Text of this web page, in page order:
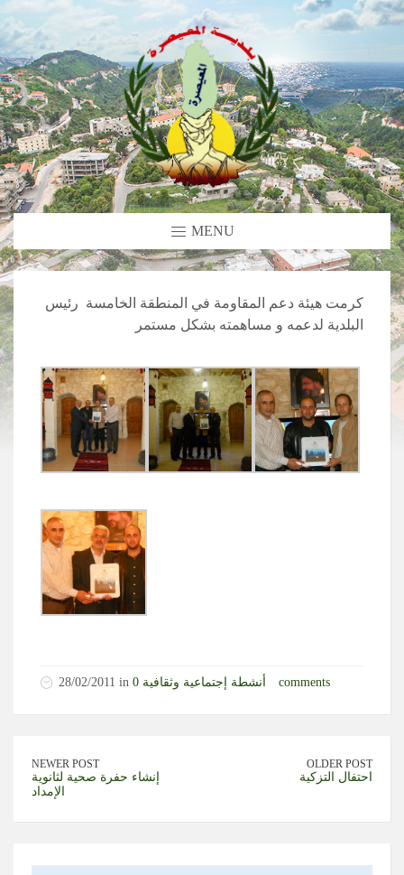
MENU
كرمت هيئة دعم المقاومة في المنطقة الخامسة رئيس
البلدية لدعمه و مساهمته بشكل مستمر
28/02/2011 in أنشطة إجتماعية وثقافية 0 comments
NEWER POST
إنشاء حفرة صحية لثانوية
الإمداد
OLDER POST
احتفال التزكية